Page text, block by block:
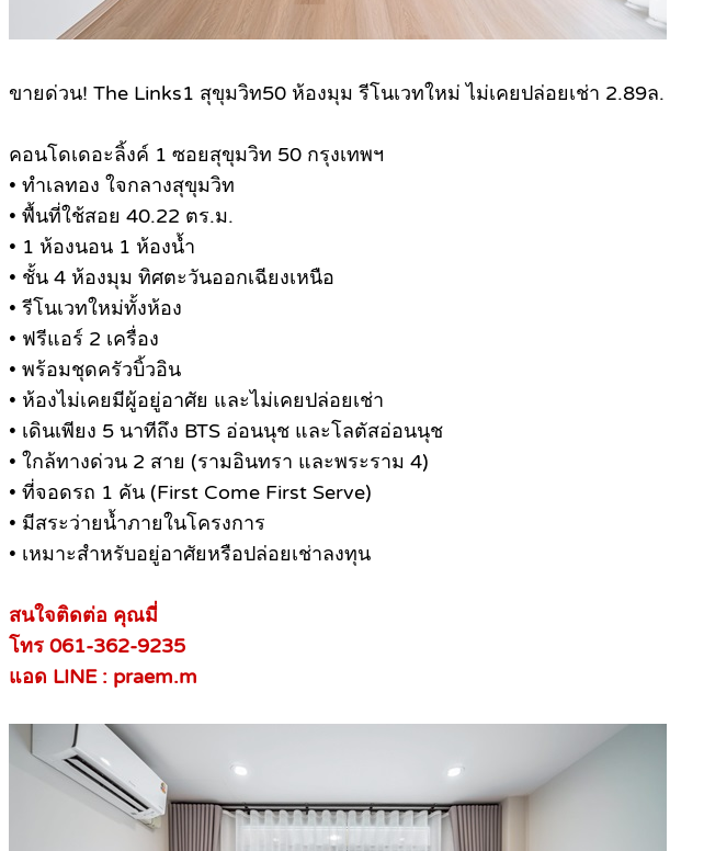
ขายด่วน! The Links1 สุขุมวิท50 ห้องมุม รีโนเวทใหม่ ไม่เคยปล่อยเช่า 2.89ล.
คอนโดเดอะลิ้งค์ 1 ซอยสุขุมวิท 50 กรุงเทพฯ
• ทำเลทอง ใจกลางสุขุมวิท
• พื้นที่ใช้สอย 40.22 ตร.ม.
• 1 ห้องนอน 1 ห้องน้ำ
• ชั้น 4 ห้องมุม ทิศตะวันออกเฉียงเหนือ
• รีโนเวทใหม่ทั้งห้อง
• ฟรีแอร์ 2 เครื่อง
• พร้อมชุดครัวบิ้วอิน
• ห้องไม่เคยมีผู้อยู่อาศัย และไม่เคยปล่อยเช่า
• เดินเพียง 5 นาทีถึง BTS อ่อนนุช และโลตัสอ่อนนุช
• ใกล้ทางด่วน 2 สาย (รามอินทรา และพระราม 4)
• ที่จอดรถ 1 คัน (First Come First Serve)
• มีสระว่ายน้ำภายในโครงการ
• เหมาะสำหรับอยู่อาศัยหรือปล่อยเช่าลงทุน
สนใจติดต่อ คุณมี่
โทร 061-362-9235
แอด LINE : praem.m